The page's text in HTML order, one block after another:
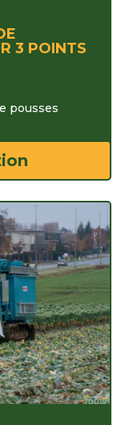
3 POINTS
pousses